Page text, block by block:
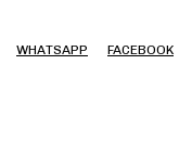
WHATSAPP FACEBOOK